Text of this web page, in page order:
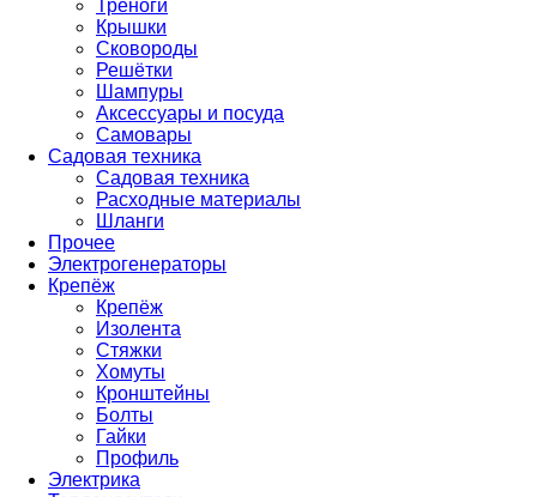
Треноги
Крышки
Сковороды
Решётки
Шампуры
Аксессуары и посуда
Самовары
Садовая техника
Садовая техника
Расходные материалы
Шланги
Прочее
Электрогенераторы
Крепёж
Крепёж
Изолента
Стяжки
Хомуты
Кронштейны
Болты
Гайки
Профиль
Электрика